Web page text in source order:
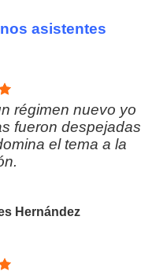
asistentes
régimen nuevo yo
fueron despejadas
el tema a la
Hernández